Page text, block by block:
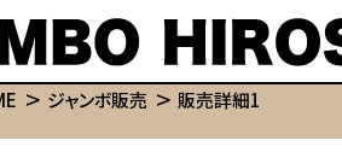
ジャンボ販売 販売詳細1